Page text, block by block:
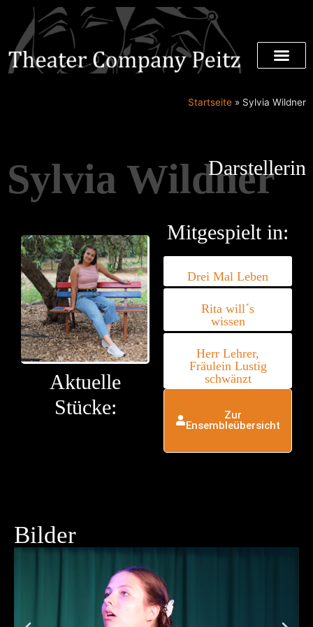
Startseite » Sylvia Wildner
Sylvia Wildner
Darstellerin
Aktuelle
Stücke:
Mitgespielt in:
Drei Mal Leben
Rita will´s
wissen
Herr Lehrer,
Fräulein Lustig
schwänzt
Zur
Ensembleübersicht
Bilder